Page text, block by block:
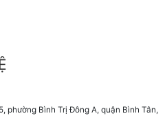
phường Bình Trị Đông A, quận Bình Tân,